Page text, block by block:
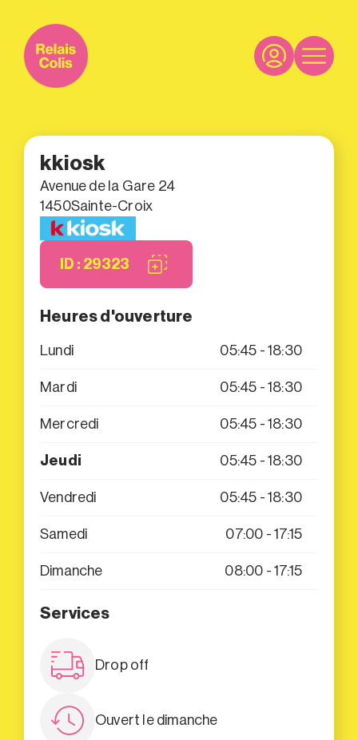
kkiosk
Avenue de la Gare 24
1450Sainte-Croix
ID : 29323
Heures d'ouverture
Lundi 05:45 - 18:30
Mardi 05:45 - 18:30
Mercredi 05:45 - 18:30
Jeudi 05:45 - 18:30
Vendredi 05:45 - 18:30
Samedi 07:00 - 17:15
Dimanche 08:00 - 17:15
Services
Drop off
Ouvert le dimanche